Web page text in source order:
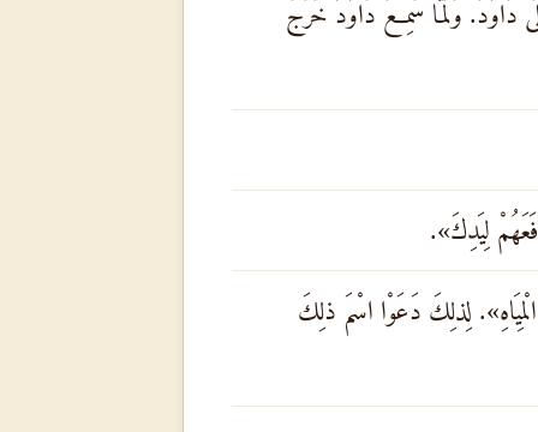
دَاوُدَ. وَلَمَّا سَمِعَ دَاوُدُ خَرَجَ
لِيَدِكَ».
لِذلِكَ دَعَوْا اسْمَ ذلِكَ